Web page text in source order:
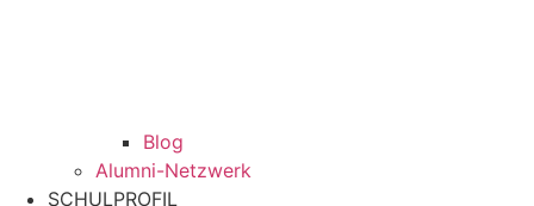
Blog
Alumni-Netzwerk
SCHULPROFIL